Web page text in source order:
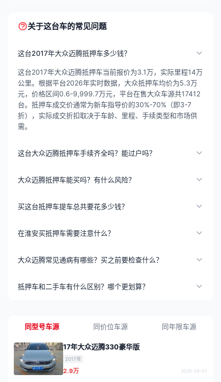
关于这台车的常见问题
这台2017年大众迈腾抵押车多少钱？
这台2017年大众迈腾抵押车当前报价为3.1万，实际里程14万
公里。根据平台2026年实时数据，大众抵押车均价为5.3万
元，价格区间0.6-9,999.7万元，平台在售大众车源共17412
台。抵押车成交价通常为新车指导价的30%-70%（即3-7
折），实际成交折扣取决于车龄、里程、手续类型和市场供
需。
这台大众迈腾抵押车手续齐全吗？能过户吗？
大众迈腾抵押车能买吗？有什么风险？
买这台抵押车提车总共要花多少钱？
在淮安买抵押车需要注意什么？
大众迈腾常见通病有哪些？买之前要检查什么？
抵押车和二手车有什么区别？哪个更划算？
同型号车源 同价位车源 同年限车源
17年大众迈腾330豪华版
2017年
2.9万 2026-08-07